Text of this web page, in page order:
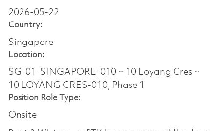
2026-05-22
Country:
Singapore
Location:
SG-01-SINGAPORE-010 ~ 10 Loyang Cres ~
10 LOYANG CRES-010, Phase 1
Position Role Type:
Onsite